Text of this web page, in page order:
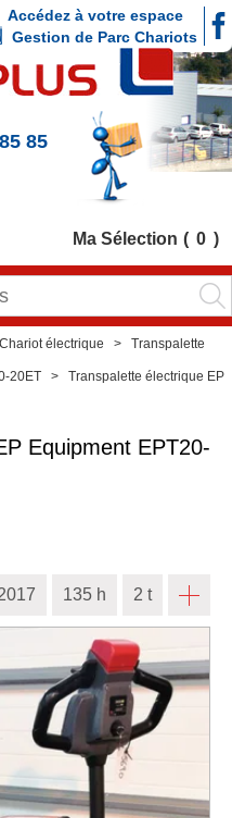
85
Accédez à votre espace
Gestion de Parc Chariots
Ma Sélection 0
Chariot électrique Transpalette
20ET Transpalette électrique EP
Equipment EPT20-
135 h 2 t